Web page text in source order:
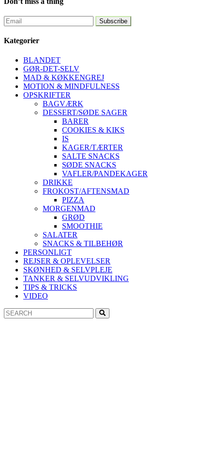
Kategorier
BLANDET
GØR-DET-SELV
MAD & KØKKENGREJ
MOTION & MINDFULNESS
OPSKRIFTER
BAGVÆRK
DESSERT/SØDE SAGER
BARER
COOKIES & KIKS
IS
KAGER/TÆRTER
SALTE SNACKS
SØDE SNACKS
VAFLER/PANDEKAGER
DRIKKE
FROKOST/AFTENSMAD
PIZZA
MORGENMAD
GRØD
SMOOTHIE
SALATER
SNACKS & TILBEHØR
PERSONLIGT
REJSER & OPLEVELSER
SKØNHED & SELVPLEJE
TANKER & SELVUDVIKLING
TIPS & TRICKS
VIDEO
Search
for: